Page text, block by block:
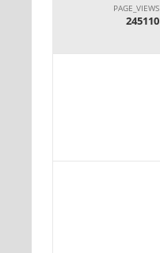
PAGE_VIEWS
245110